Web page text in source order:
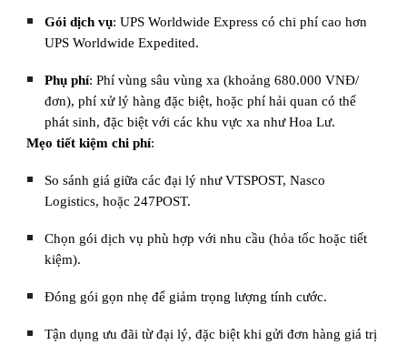
Gói dịch vụ: UPS Worldwide Express có chi phí cao hơn
UPS Worldwide Expedited.
Phụ phí: Phí vùng sâu vùng xa (khoảng 680.000 VNĐ/
đơn), phí xử lý hàng đặc biệt, hoặc phí hải quan có thể
phát sinh, đặc biệt với các khu vực xa như Hoa Lư.
Mẹo tiết kiệm chi phí:
So sánh giá giữa các đại lý như VTSPOST, Nasco
Logistics, hoặc 247POST.
Chọn gói dịch vụ phù hợp với nhu cầu (hỏa tốc hoặc tiết
kiệm).
Đóng gói gọn nhẹ để giảm trọng lượng tính cước.
Tận dụng ưu đãi từ đại lý, đặc biệt khi gửi đơn hàng giá trị